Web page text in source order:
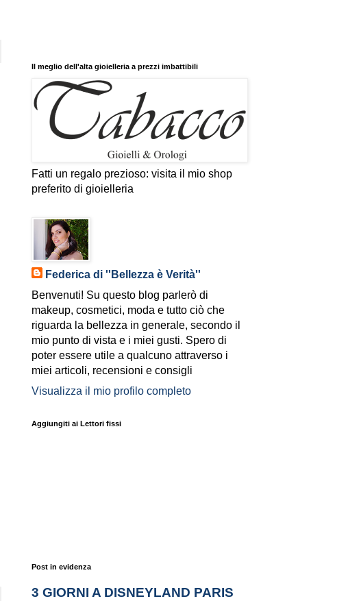
Il meglio dell'alta gioielleria a prezzi imbattibili
Fatti un regalo prezioso: visita il mio shop
preferito di gioielleria
Federica di ''Bellezza è Verità''
Benvenuti! Su questo blog parlerò di
makeup, cosmetici, moda e tutto ciò che
riguarda la bellezza in generale, secondo il
mio punto di vista e i miei gusti. Spero di
poter essere utile a qualcuno attraverso i
miei articoli, recensioni e consigli
Visualizza il mio profilo completo
Aggiungiti ai Lettori fissi
Post in evidenza
3 GIORNI A DISNEYLAND PARIS